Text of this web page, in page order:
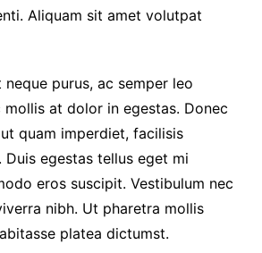
Aliquam sit amet volutpat
neque purus, ac semper leo
mollis at dolor in egestas. Donec
quam imperdiet, facilisis
Duis egestas tellus eget mi
eros suscipit. Vestibulum nec
nibh. Ut pharetra mollis
platea dictumst.